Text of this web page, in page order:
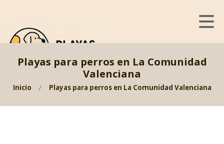
Playas para perros en La Comunidad
Valenciana
Inicio Playas para perros en La Comunidad Valenciana